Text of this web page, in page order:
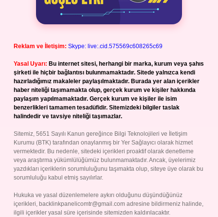
Reklam ve İletişim: Skype: live:.cid.575569c608265c69
Yasal Uyarı: Bu internet sitesi, herhangi bir marka, kurum veya şahıs
şirketi ile hiçbir bağlantısı bulunmamaktadır. Sitede yalnızca kendi
hazırladığımız makaleler paylaşılmaktadır. Burada yer alan içerikler
haber niteliği taşımamakta olup, gerçek kurum ve kişiler hakkında
paylaşım yapılmamaktadır. Gerçek kurum ve kişiler ile isim
benzerlikleri tamamen tesadüfidir. Sitemizdeki bilgiler taslak
halindedir ve tavsiye niteliği taşımazlar.
Sitemiz, 5651 Sayılı Kanun gereğince Bilgi Teknolojileri ve İletişim
Kurumu (BTK) tarafından onaylanmış bir Yer Sağlayıcı olarak hizmet
vermektedir. Bu nedenle, sitedeki içerikleri proaktif olarak denetleme
veya araştırma yükümlülüğümüz bulunmamaktadır. Ancak, üyelerimiz
yazdıkları içeriklerin sorumluluğunu taşımakta olup, siteye üye olarak bu
sorumluluğu kabul etmiş sayılırlar.
Hukuka ve yasal düzenlemelere aykırı olduğunu düşündüğünüz
içerikleri, backlinkpanelicomtr@gmail.com adresine bildirmeniz halinde,
ilgili içerikler yasal süre içerisinde sitemizden kaldırılacaktır.